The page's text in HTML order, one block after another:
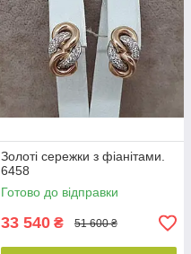
Золоті сережки з фіанітами.
6458
Готово до відправки
33 540 ₴ 51 600 ₴